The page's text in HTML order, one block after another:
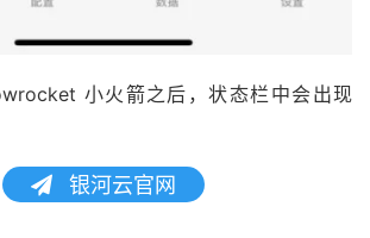
小火箭之后，状态栏中会出现
银河云官网